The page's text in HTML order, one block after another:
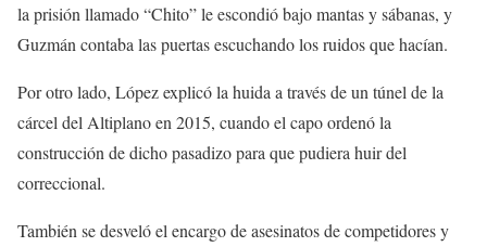
la prisión llamado “Chito” le escondió bajo mantas y sábanas, y
Guzmán contaba las puertas escuchando los ruidos que hacían.
Por otro lado, López explicó la huida a través de un túnel de la
cárcel del Altiplano en 2015, cuando el capo ordenó la
construcción de dicho pasadizo para que pudiera huir del
correccional.
También se desveló el encargo de asesinatos de competidores y